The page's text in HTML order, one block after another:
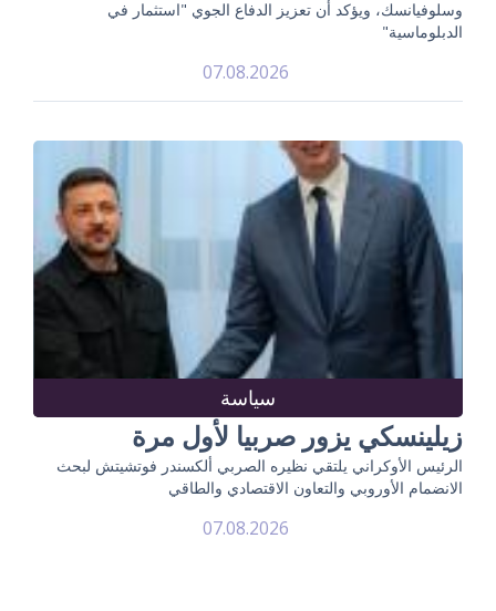
وسلوفيانسك، ويؤكد أن تعزيز الدفاع الجوي "استثمار في
الدبلوماسية"
07.08.2026
سياسة
زيلينسكي يزور صربيا لأول مرة
الرئيس الأوكراني يلتقي نظيره الصربي ألكسندر فوتشيتش لبحث
الانضمام الأوروبي والتعاون الاقتصادي والطاقي
07.08.2026